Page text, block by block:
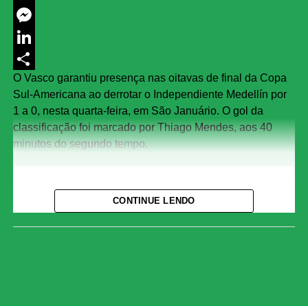
Twitter
Messenger
LinkedIn
Share
O Vasco garantiu presença nas oitavas de final da Copa
Sul-Americana ao derrotar o Independiente Medellín por
1 a 0, nesta quarta-feira, em São Januário. O gol da
classificação foi marcado por Thiago Mendes, aos 40
minutos do segundo tempo.
CONTINUE LENDO